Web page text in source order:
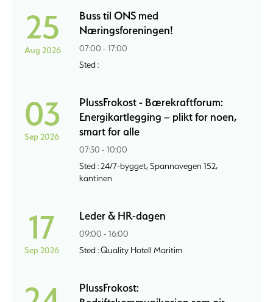
25
Aug 2026
Buss til ONS med
Næringsforeningen!
07:00 - 17:00
Sted :
03
Sep 2026
PlussFrokost - Bærekraftforum:
Energikartlegging – plikt for noen,
smart for alle
07:30 - 10:00
Sted : 24/7-bygget, Spannavegen 152,
kantinen
17
Sep 2026
Leder & HR-dagen
09:00 - 16:00
Sted : Quality Hotell Maritim
PlussFrokost: